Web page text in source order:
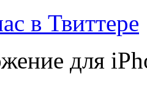
в Твиттере
для